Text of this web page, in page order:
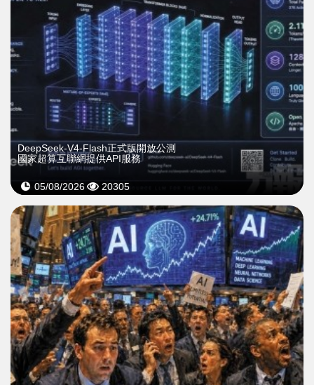
DeepSeek-V4-Flash正式版開放公測
國家超算互聯網提供API服務
05/08/2026 20305